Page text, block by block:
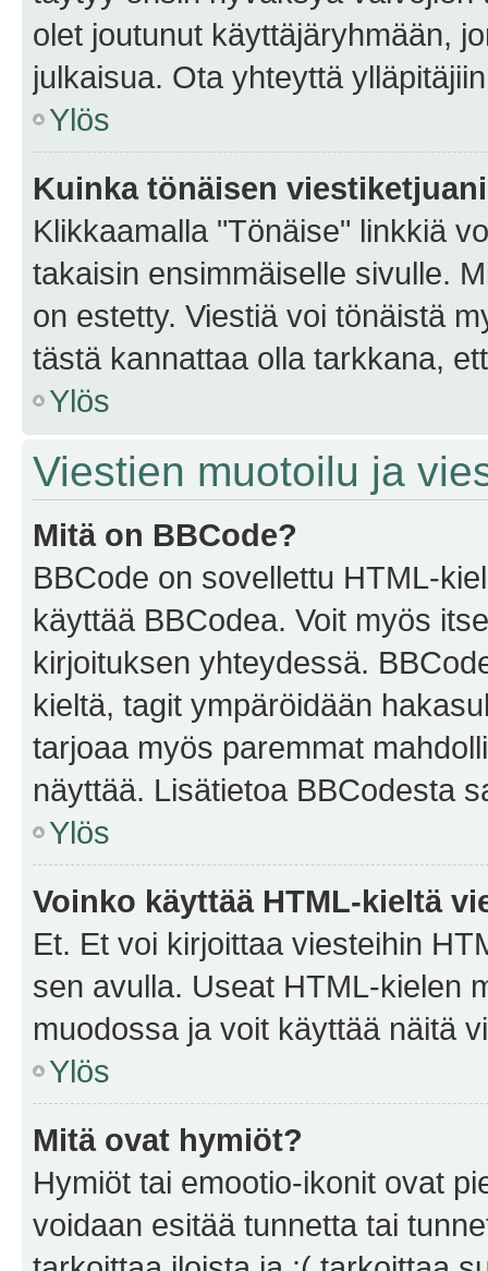
olet joutunut käyttäjäryhmään,
julkaisua. Ota yhteyttä
Ylös
Kuinka tönäisen
Klikkaamalla "Tönäise" linkkiä
takaisin ensimmäiselle sivulle.
on estetty. Viestiä voi tönäistä
tästä kannattaa olla tarkkana,
Ylös
Viestien muotoilu ja
Mitä on BBCode?
BBCode on sovellettu HTML-
käyttää BBCodea. Voit myös
kirjoituksen yhteydessä.
kieltä, tagit ympäröidään
tarjoaa myös paremmat
näyttää. Lisätietoa BBCodesta
Ylös
Voinko käyttää HTML-kieltä
Et. Et voi kirjoittaa viesteihin
sen avulla. Useat HTML-kielen
muodossa ja voit käyttää näitä
Ylös
Mitä ovat hymiöt?
Hymiöt tai emootio-ikonit ovat
voidaan esitää tunnetta tai